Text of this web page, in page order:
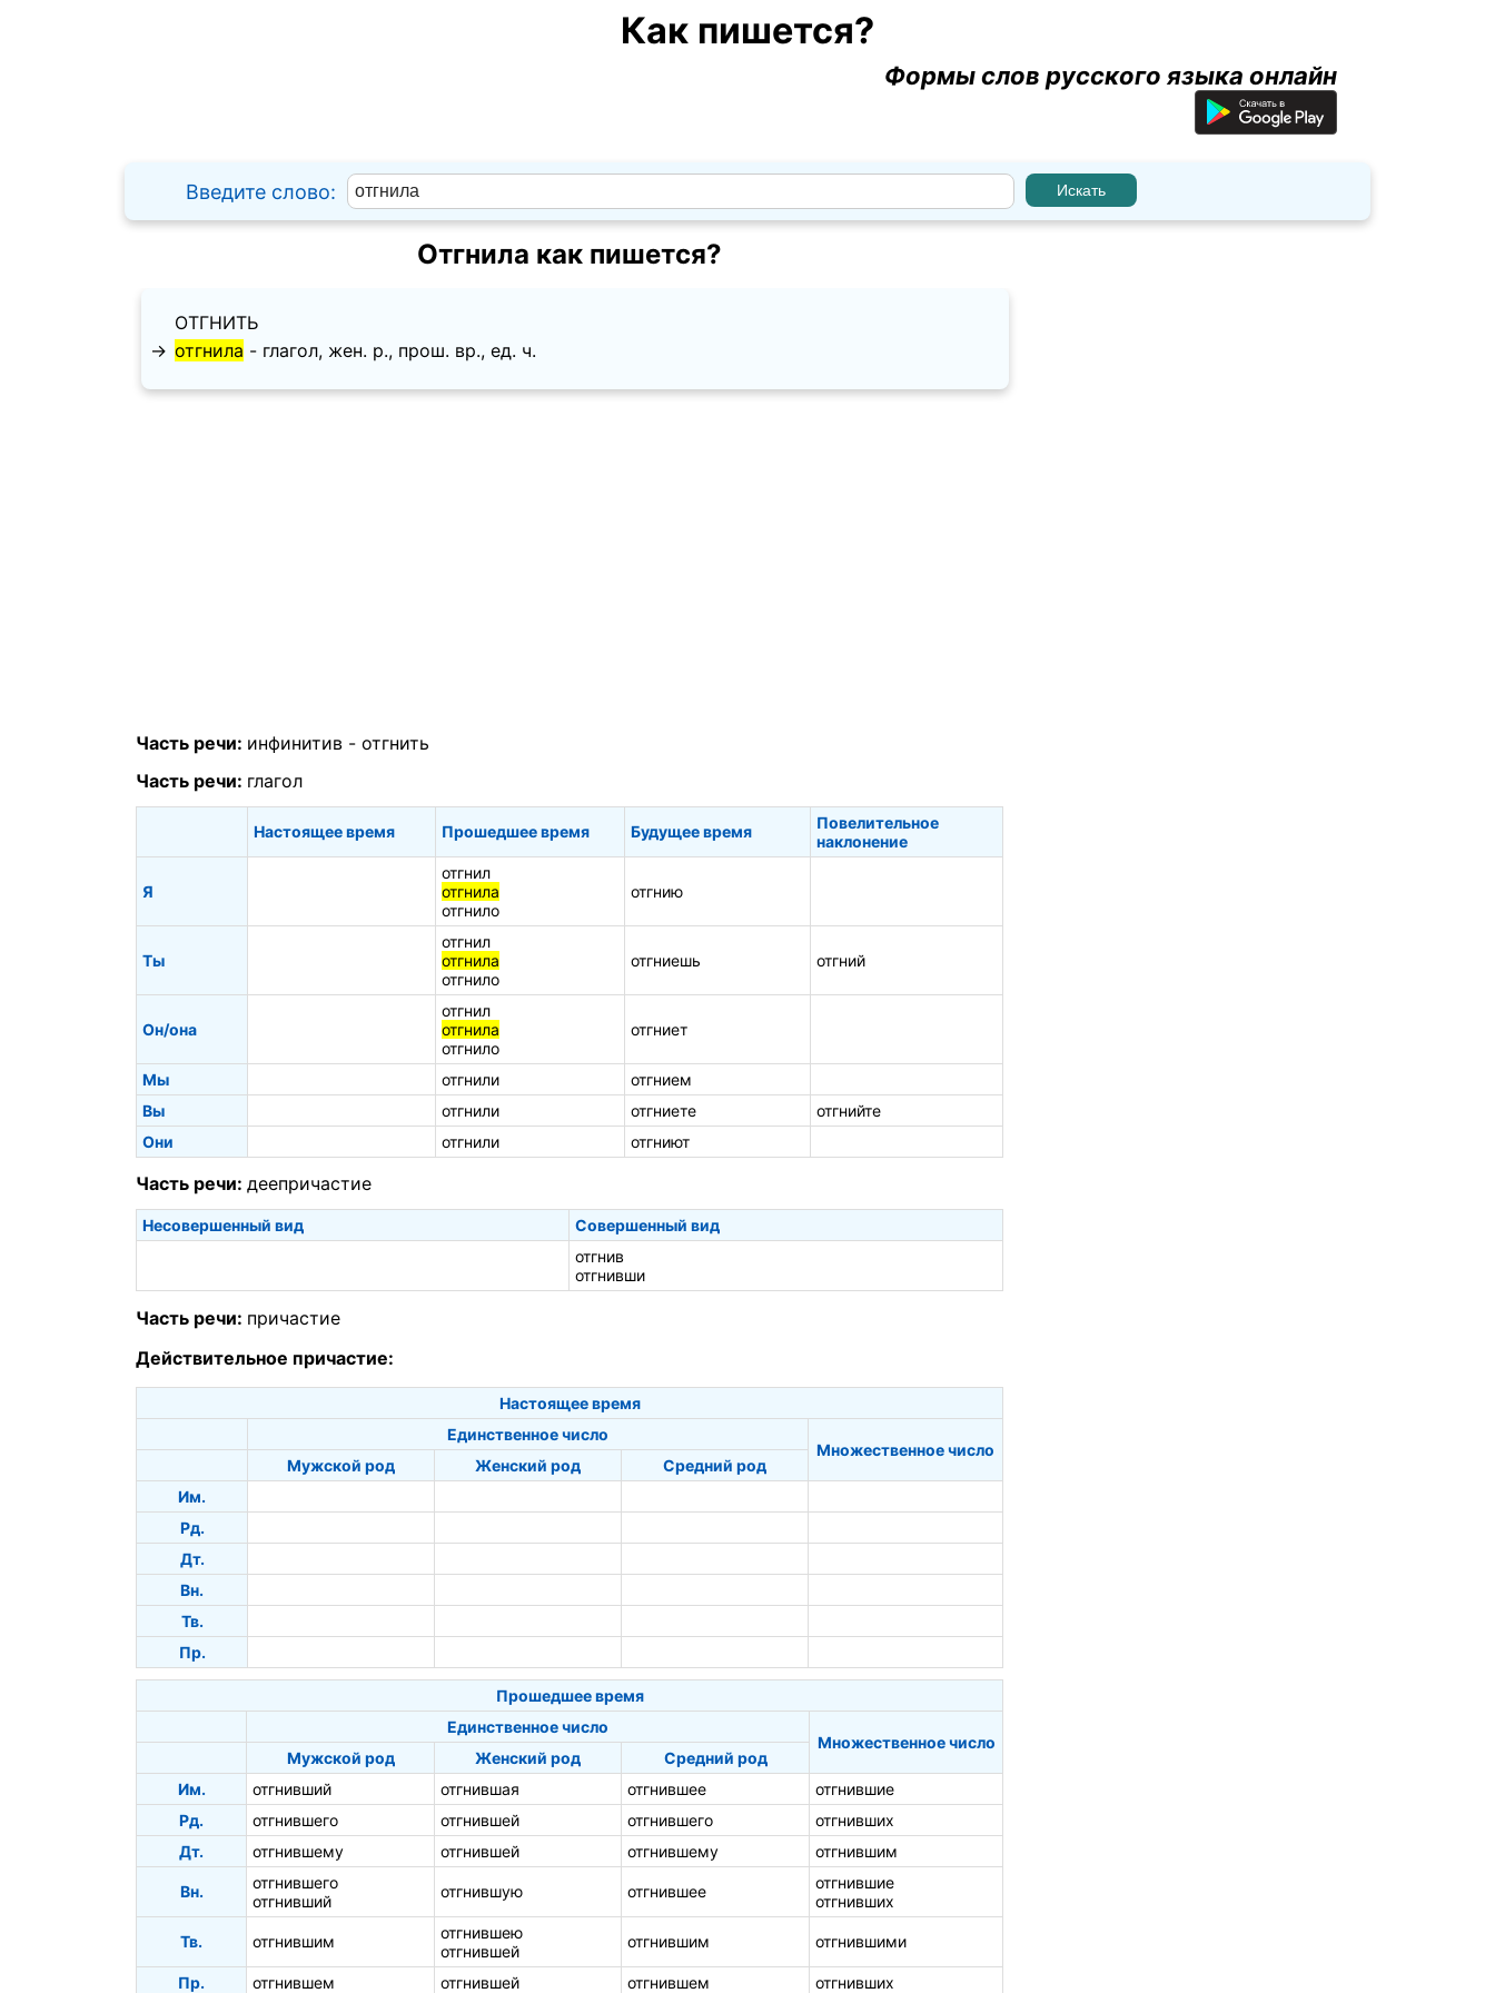
Как пишется?
Формы слов русского языка онлайн
Введите слово:
Отгнила как пишется?
ОТГНИТЬ
→ отгнила - глагол, жен. p., прош. вр., ед. ч.
Часть речи: инфинитив - отгнить
Часть речи: глагол
Настоящее время Прошедшее время Будущее время
Повелительное
наклонение
Я
отгнил
отгнила
отгнило
отгнию
Ты
отгнил
отгнила
отгнило
отгниешь отгний
Он/она
отгнил
отгнила
отгнило
отгниет
Мы отгнили
отгнием
Вы
отгнили отгниете
отгнийте
Они
отгнили отгниют
Часть речи: деепричастие
Несовершенный вид
Совершенный вид
отгнив
отгнивши
Часть речи: причастие
Действительное причастие:
Настоящее время
Единственное число
Множественное число
Мужской род
Женский род
Средний род
Им.
Рд.
Дт.
Вн.
Тв.
Пр.
Прошедшее время
Единственное число
Множественное число
Мужской род
Женский род
Средний род
Им.
отгнивший отгнившая отгнившее
отгнившие
Рд.
отгнившего отгнившей отгнившего
отгнивших
Дт.
отгнившему отгнившей отгнившему отгнившим
Вн.
отгнившего
отгнивший
отгнившую отгнившее
отгнившие
отгнивших
Тв. отгнившим
отгнившею
отгнившей
отгнившим отгнившими
Пр. отгнившем отгнившей отгнившем отгнивших